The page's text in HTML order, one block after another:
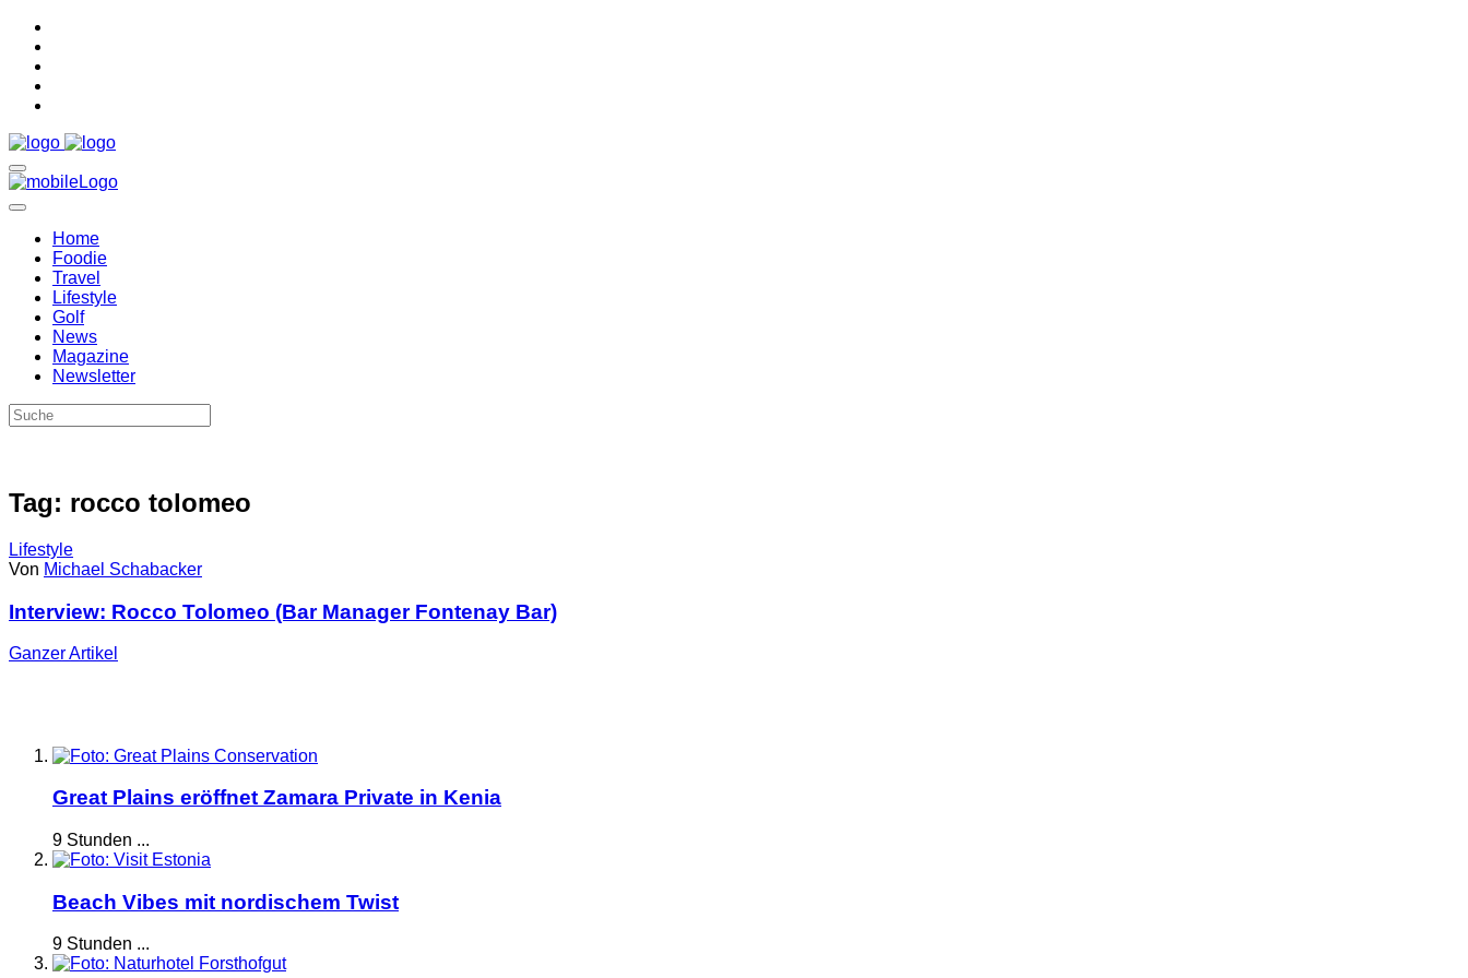
Home
Foodie
Travel
Lifestyle
Golf
News
Magazine
Newsletter
Tag: rocco tolomeo
Lifestyle
Von Michael Schabacker
Interview: Rocco Tolomeo (Bar Manager Fontenay Bar)
GanzerArtikel
Great Plains eröffnet Zamara Private in Kenia
9 Stunden ...
Beach Vibes mit nordischem Twist
9 Stunden ...